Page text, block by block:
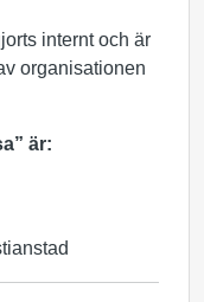
internt och är
organisationen
är: